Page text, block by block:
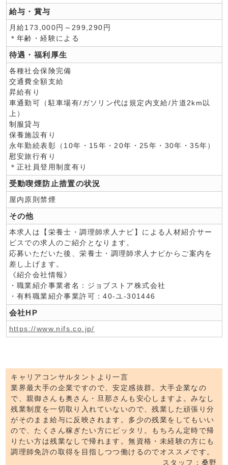
給与・賞与
月給173,000円～299,290円
＊年齢・経験による
待遇・福利厚生
各種社会保険完備
交通費全額支給
昇給有り
車通勤可（駐車場有/ガソリン代は規定内支給/片道2km以
上）
制服貸与
保養施設有り
永年勤続表彰（10年・15年・20年・25年・30年・35年）
慰安旅行有り
＊正社員登用制度有り
受動喫煙防止措置の状況
屋内原則禁煙
その他
本求人は【栄養士・調理師求人ナビ】による人材紹介サー
ビスでの求人のご紹介となります。
応募いただいた後、栄養士・調理師求人ナビからご案内を
差し上げます。
《紹介会社情報》
・職業紹介事業者名：ジョブストア株式会社
・有料職業紹介事業許可：40-ユ-301446
会社HP
https://www.nifs.co.jp/
キャリアコンサルタントより一言
業界最大手の企業ですので、安定感抜群。大手企業なの
で、親御さんも奥さん・旦那さんも安心しますよ。みなし
残業制度を一切取り入れていないので、残業した頑張り分
がそのまま給与に反映されます。多少の残業をしてもいい
ので、たくさん稼ぎたい方にピッタリ。もちろん定時で帰
りたい方は残業なしで帰れます。無資格・未経験の方にも
調理師免許の取得を目指しつつ働けるのでオススメです。
スタッフ：桑野